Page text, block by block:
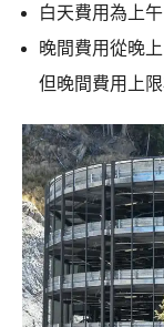
白天費用為上
晚間費用從晚
但晚間費用上